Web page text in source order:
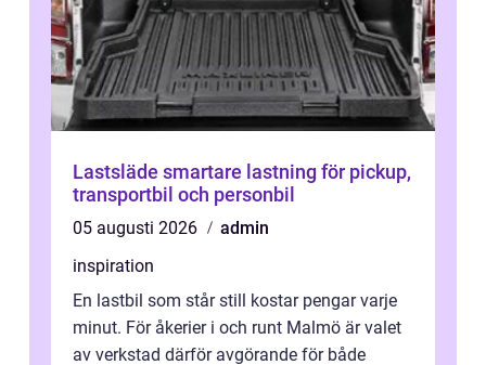
Lastsläde smartare lastning för pickup,
transportbil och personbil
05 augusti 2026
admin
inspiration
En lastbil som står still kostar pengar varje
minut. För åkerier i och runt Malmö är valet
av verkstad därför avgörande för både